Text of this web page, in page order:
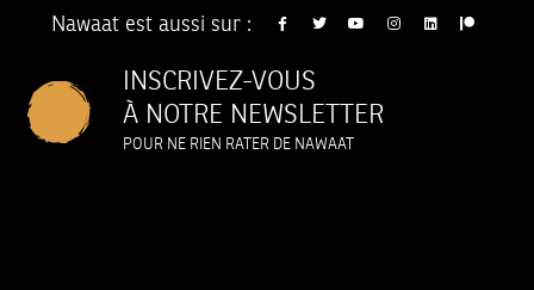
Nawaat est aussi sur :
INSCRIVEZ-VOUS
À NOTRE NEWSLETTER
POUR NE RIEN RATER DE NAWAAT